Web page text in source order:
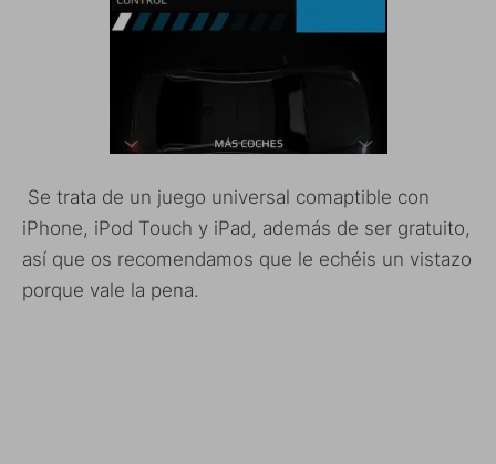
Se trata de un juego universal comaptible con
iPhone, iPod Touch y iPad, además de ser gratuito,
así que os recomendamos que le echéis un vistazo
porque vale la pena.